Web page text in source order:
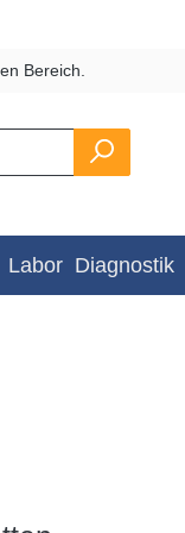
Bereich.
Labor Diagnostik